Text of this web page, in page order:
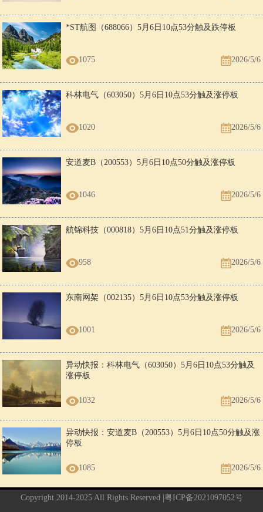
*ST航图（688066）5月6日10点53分触及跌停板
1075 2026/5/6
科林电气（603050）5月6日10点53分触及涨停板
1020 2026/5/6
安道麦B（200553）5月6日10点50分触及涨停板
1046 2026/5/6
航锦科技（000818）5月6日10点51分触及涨停板
958 2026/5/6
东南网架（002135）5月6日10点53分触及涨停板
1001 2026/5/6
异动快报：科林电气（603050）5月6日10点53分触及
涨停板
1032 2026/5/6
异动快报：安道麦B（200553）5月6日10点50分触及涨
停板
1085 2026/5/6
Copyright 2014-2025 All Rights Reserved | 粤ICP备2021097052号